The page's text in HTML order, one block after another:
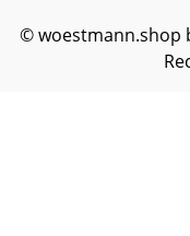
© woestmann.shop